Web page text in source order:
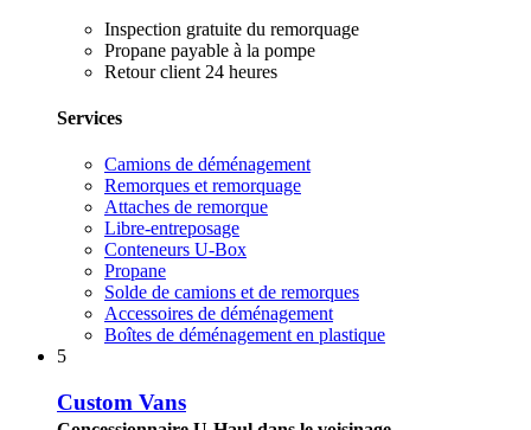
Inspection gratuite du remorquage
Propane payable à la pompe
Retour client 24 heures
Services
Camions de déménagement
Remorques et remorquage
Attaches de remorque
Libre-entreposage
Conteneurs U-Box
Propane
Solde de camions et de remorques
Accessoires de déménagement
Boîtes de déménagement en plastique
5
Custom Vans